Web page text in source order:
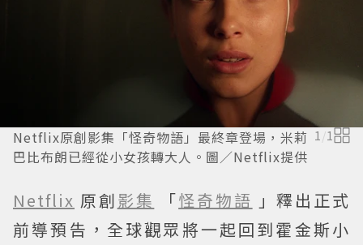
Netflix原創影集「怪奇物語」最終章登場，米莉
巴比布朗已經從小女孩轉大人。圖／Netflix提供
1 /1
Netflix 原創影集 「怪奇物語 」釋出正式
前導預告，全球觀眾將一起回到霍金斯小